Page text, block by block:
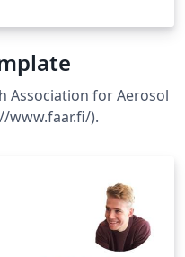
Association for Aerosol
www.faar.fi/).